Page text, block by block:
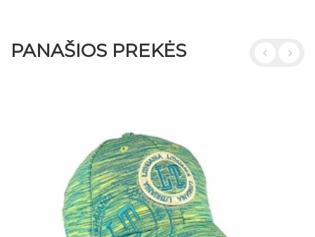
PANAŠIOS PREKĖS